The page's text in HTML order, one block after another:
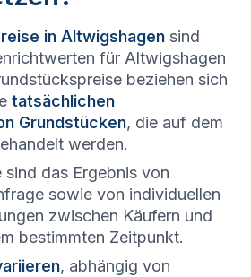
in Altwigshagen sind
für Altwigshagen
beziehen sich
tatsächlichen
Grundstücken, die auf dem
werden.
sind das Ergebnis von
sowie von individuellen
zwischen Käufern und
bestimmten Zeitpunkt.
, abhängig von